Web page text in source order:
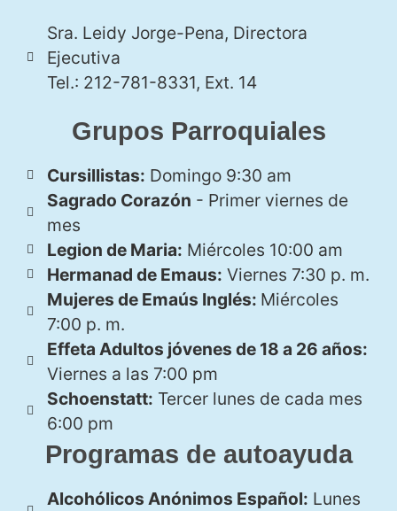
Sra. Leidy Jorge-Pena, Directora
Ejecutiva
Tel.: 212-781-8331, Ext. 14
Grupos Parroquiales
Cursillistas: Domingo 9:30 am
Sagrado Corazón - Primer viernes de
mes
Legion de Maria: Miércoles 10:00 am
Hermanad de Emaus: Viernes 7:30 p. m.
Mujeres de Emaús Inglés: Miércoles
7:00 p. m.
Effeta Adultos jóvenes de 18 a 26 años:
Viernes a las 7:00 pm
Schoenstatt: Tercer lunes de cada mes
6:00 pm
Programas de autoayuda
Alcohólicos Anónimos Español: Lunes